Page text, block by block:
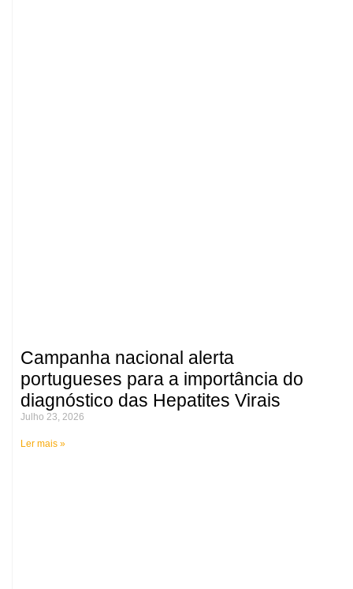
Campanha nacional alerta
portugueses para a importância do
diagnóstico das Hepatites Virais
Julho 23, 2026
Ler mais »